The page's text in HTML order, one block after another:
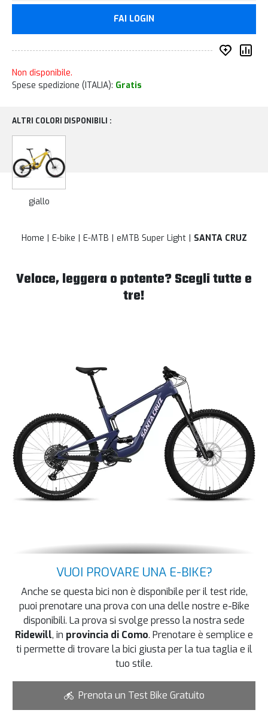
FAI LOGIN
Non disponibile.
Spese spedizione (ITALIA): Gratis
ALTRI COLORI DISPONIBILI :
giallo
Home E-bike E-MTB eMTB Super Light SANTA CRUZ
Veloce, leggera o potente? Scegli tutte e
tre!
VUOI PROVARE UNA E-BIKE?
Anche se questa bici non è disponibile per il test ride,
puoi prenotare una prova con una delle nostre e-Bike
disponibili. La prova si svolge presso la nostra sede
Ridewill, in provincia di Como. Prenotare è semplice e
ti permette di trovare la bici giusta per la tua taglia e il
tuo stile.
Prenota un Test Bike Gratuito